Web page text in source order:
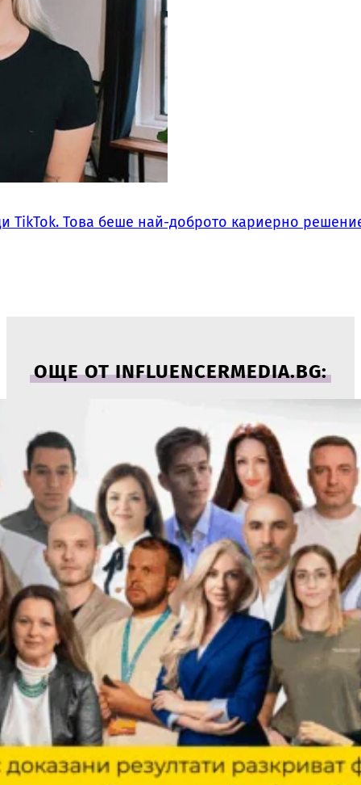
TikTok. Това беше най-доброто кариерно
ОЩЕ ОТ INFLUENCERMEDIA.BG: